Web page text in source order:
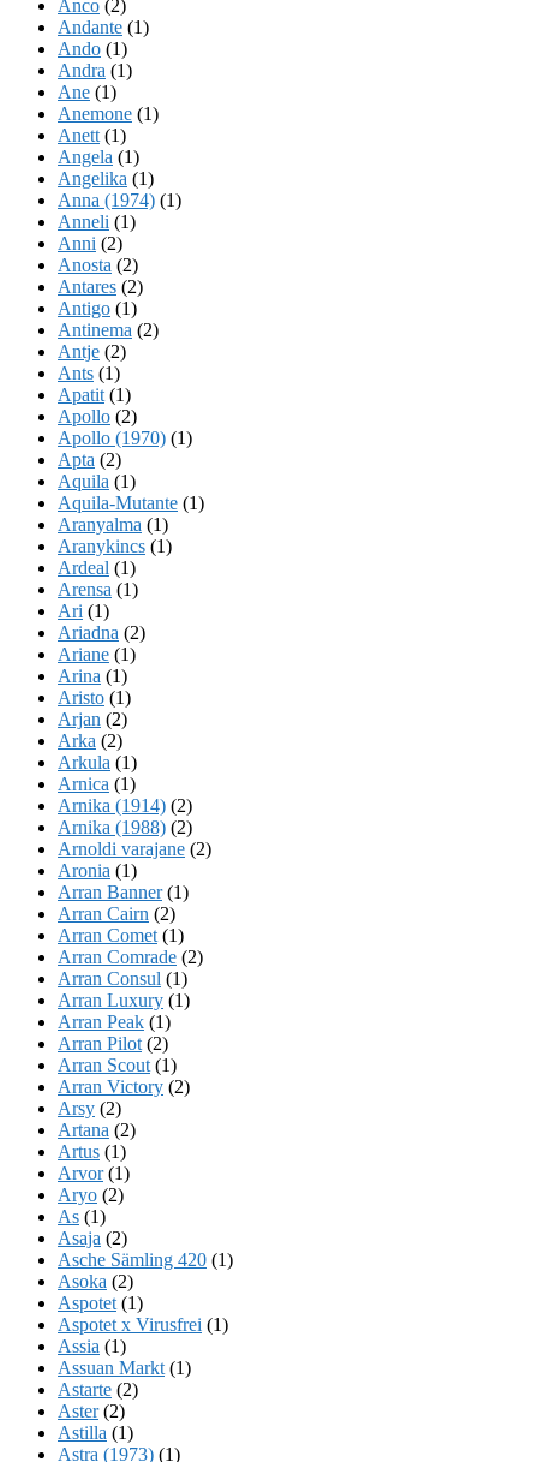
Anco (2)
Andante (1)
Ando (1)
Andra (1)
Ane (1)
Anemone (1)
Anett (1)
Angela (1)
Angelika (1)
Anna (1974) (1)
Anneli (1)
Anni (2)
Anosta (2)
Antares (2)
Antigo (1)
Antinema (2)
Antje (2)
Ants (1)
Apatit (1)
Apollo (2)
Apollo (1970) (1)
Apta (2)
Aquila (1)
Aquila-Mutante (1)
Aranyalma (1)
Aranykincs (1)
Ardeal (1)
Arensa (1)
Ari (1)
Ariadna (2)
Ariane (1)
Arina (1)
Aristo (1)
Arjan (2)
Arka (2)
Arkula (1)
Arnica (1)
Arnika (1914) (2)
Arnika (1988) (2)
Arnoldi varajane (2)
Aronia (1)
Arran Banner(1)
Arran Cairn (2)
Arran Comet (1)
Arran Comrade (2)
Arran Consul (1)
Arran Luxury (1)
Arran Peak (1)
Arran Pilot (2)
Arran Scout (1)
Arran Victory (2)
Arsy (2)
Artana (2)
Artus (1)
Arvor(1)
Aryo (2)
As (1)
Asaja (2)
Asche Sämling 420 (1)
Asoka (2)
Aspotet (1)
Aspotet x Virusfrei (1)
Assia (1)
Assuan Markt (1)
Astarte (2)
Aster(2)
Astilla (1)
Astra (1973) (1)